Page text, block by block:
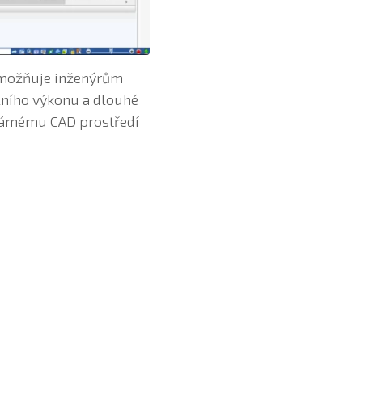
inženýrům
výkonu a dlouhé
CAD prostředí